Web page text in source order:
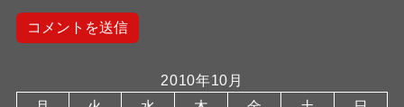
2010年10月